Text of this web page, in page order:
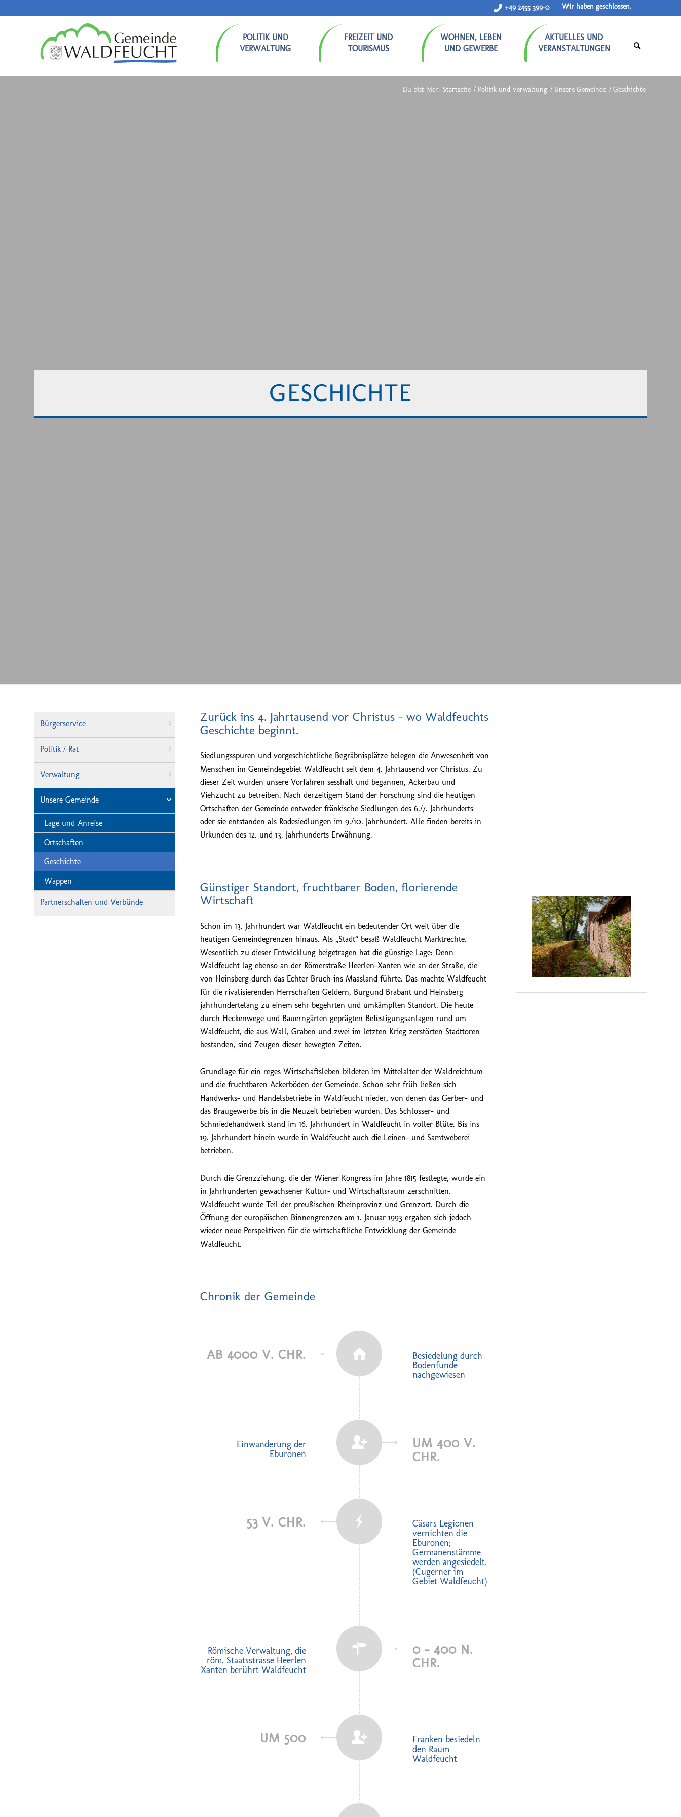
+49 2455 399-0 Wir haben geschlossen.
POLITIK UND
VERWALTUNG
FREIZEIT UND
TOURISMUS
WOHNEN, LEBEN
UND GEWERBE
AKTUELLES UND
VERANSTALTUNGEN
Du bist hier: Startseite / Politik und Verwaltung / Unsere Gemeinde / Geschichte
GESCHICHTE
Zurück ins 4. Jahrtausend vor Christus – wo Waldfeuchts
Geschichte beginnt.
Siedlungsspuren und vorgeschichtliche Begräbnisplätze belegen die Anwesenheit von
Menschen im Gemeindegebiet Waldfeucht seit dem 4. Jahrtausend vor Christus. Zu
dieser Zeit wurden unsere Vorfahren sesshaft und begannen, Ackerbau und
Viehzucht zu betreiben. Nach derzeitigem Stand der Forschung sind die heutigen
Ortschaften der Gemeinde entweder fränkische Siedlungen des 6./7. Jahrhunderts
oder sie entstanden als Rodesiedlungen im 9./10. Jahrhundert. Alle finden bereits in
Urkunden des 12. und 13. Jahrhunderts Erwähnung.
Günstiger Standort, fruchtbarer Boden, florierende
Wirtschaft
Schon im 13. Jahrhundert war Waldfeucht ein bedeutender Ort weit über die
heutigen Gemeindegrenzen hinaus. Als „Stadt“ besaß Waldfeucht Marktrechte.
Wesentlich zu dieser Entwicklung beigetragen hat die günstige Lage: Denn
Waldfeucht lag ebenso an der Römerstraße Heerlen-Xanten wie an der Straße, die
von Heinsberg durch das Echter Bruch ins Maasland führte. Das machte Waldfeucht
für die rivalisierenden Herrschaften Geldern, Burgund Brabant und Heinsberg
jahrhundertelang zu einem sehr begehrten und umkämpften Standort. Die heute
durch Heckenwege und Bauerngärten geprägten Befestigungsanlagen rund um
Waldfeucht, die aus Wall, Graben und zwei im letzten Krieg zerstörten Stadttoren
bestanden, sind Zeugen dieser bewegten Zeiten.
Grundlage für ein reges Wirtschaftsleben bildeten im Mittelalter der Waldreichtum
und die fruchtbaren Ackerböden der Gemeinde. Schon sehr früh ließen sich
Handwerks- und Handelsbetriebe in Waldfeucht nieder, von denen das Gerber- und
das Braugewerbe bis in die Neuzeit betrieben wurden. Das Schlosser- und
Schmiedehandwerk stand im 16. Jahrhundert in Waldfeucht in voller Blüte. Bis ins
19. Jahrhundert hinein wurde in Waldfeucht auch die Leinen- und Samtweberei
betrieben.
Durch die Grenzziehung, die der Wiener Kongress im Jahre 1815 festlegte, wurde ein
in Jahrhunderten gewachsener Kultur- und Wirtschaftsraum zerschnitten.
Waldfeucht wurde Teil der preußischen Rheinprovinz und Grenzort. Durch die
Öffnung der europäischen Binnengrenzen am 1. Januar 1993 ergaben sich jedoch
wieder neue Perspektiven für die wirtschaftliche Entwicklung der Gemeinde
Waldfeucht.
Chronik der Gemeinde
AB 4000 V. CHR.
Besiedelung durch
Bodenfunde
nachgewiesen
Einwanderung der
Eburonen
UM 400 V.
CHR.
53 V. CHR.
Cäsars Legionen
vernichten die
Eburonen;
Germanenstämme
werden angesiedelt.
(Cugerner im
Gebiet Waldfeucht)
Römische Verwaltung, die
röm. Staatsstrasse Heerlen
Xanten berührt Waldfeucht
0 - 400 N.
CHR.
UM 500
Franken besiedeln
den Raum
Waldfeucht
Bürgerservice
Politik / Rat
Verwaltung
Unsere Gemeinde
Lage und Anreise
Ortschaften
Geschichte
Wappen
Partnerschaften und Verbünde